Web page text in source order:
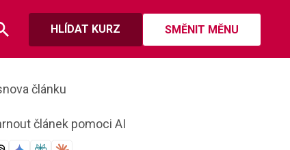
HLÍDAT KURZ SMĚNIT MĚNU
článku
článek pomoci AI